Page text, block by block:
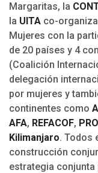
Margaritas, la
la UITA co-
Mujeres con la
de 20 países y 4
(Coalición
delegación
por mujeres y
continentes como
AFA, REFACOF,
Kilimanjaro. Todos
construcción
estrategia conjunta